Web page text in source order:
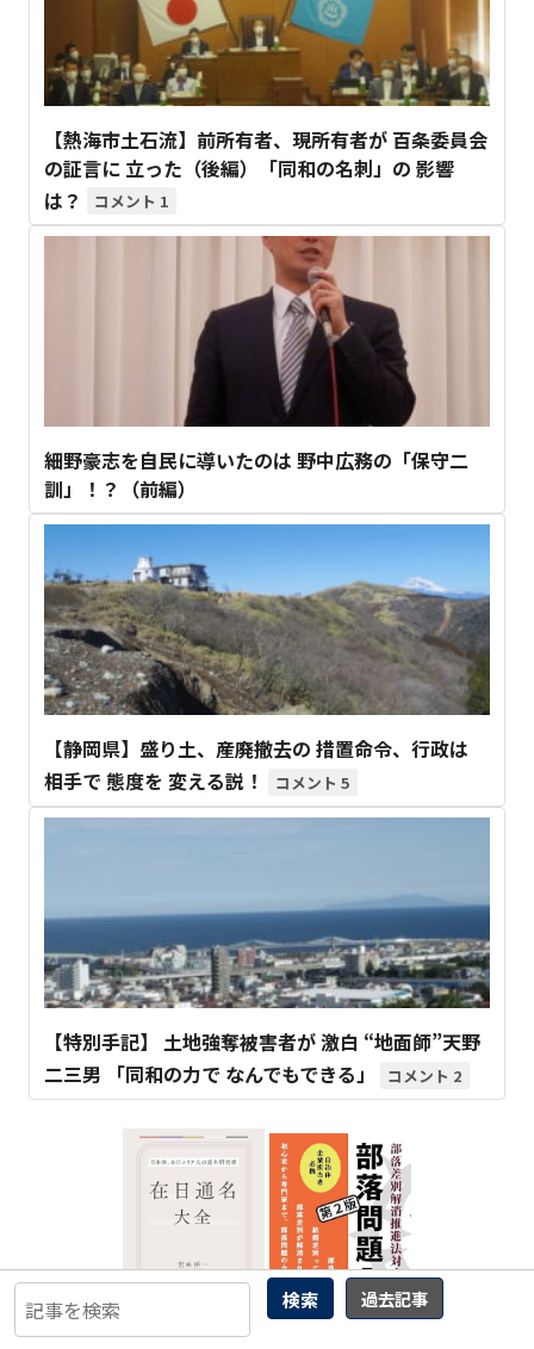
検索 過去記事
【熱海市土石流】前所有者、現所有者が 百条委員会
の証言に 立った（後編）「同和の名刺」の 影響
は？
1
細野豪志を自民に導いたのは 野中広務の「保守二
訓」！？（前編）
【静岡県】盛り土、産廃撤去の 措置命令、行政は
相手で 態度を 変える説！
5
【特別手記】 土地強奪被害者が 激白 “地面師”天野
二三男 「同和の力で なんでもできる」
2